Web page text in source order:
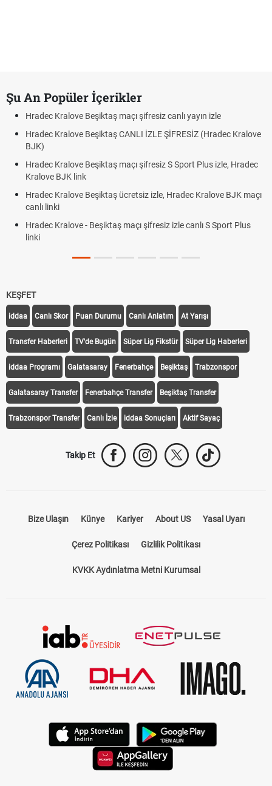
Şu An Popüler İçerikler
Hradec Kralove Beşiktaş maçı şifresiz canlı yayın izle
Hradec Kralove Beşiktaş CANLI İZLE ŞİFRESİZ (Hradec Kralove
BJK)
Hradec Kralove Beşiktaş maçı şifresiz S Sport Plus izle, Hradec
Kralove BJK link
Hradec Kralove Beşiktaş ücretsiz izle, Hradec Kralove BJK maçı
canlı linki
Hradec Kralove - Beşiktaş maçı şifresiz izle canlı S Sport Plus
linki
KEŞFET
iddaa Canlı Skor Puan Durumu Canlı Anlatım At Yarışı
Transfer Haberleri TV'de Bugün Süper Lig Fikstür Süper Lig Haberleri
iddaa Programı Galatasaray Fenerbahçe Beşiktaş Trabzonspor
Galatasaray Transfer Fenerbahçe Transfer Beşiktaş Transfer
Trabzonspor Transfer Canlı İzle iddaa Sonuçları Aktif Sayaç
Takip Et
Bize Ulaşın Künye Kariyer About US Yasal Uyarı
Çerez Politikası Gizlilik Politikası
KVKK Aydınlatma Metni Kurumsal